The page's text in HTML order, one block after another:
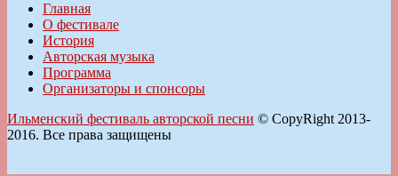
Главная
О фестивале
История
Авторская музыка
Программа
Организаторы и спонсоры
Ильменский фестиваль авторской песни © CopyRight 2013-
2016. Все права защищены